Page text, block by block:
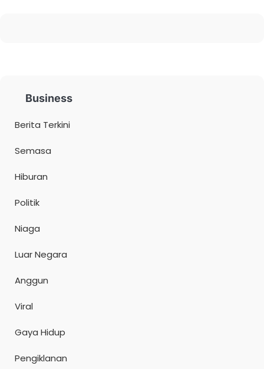
Business
Berita Terkini
Semasa
Hiburan
Politik
Niaga
Luar Negara
Anggun
Viral
Gaya Hidup
Pengiklanan